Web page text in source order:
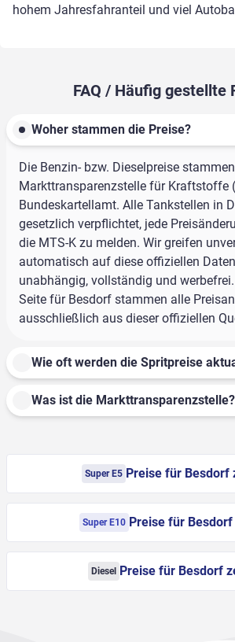
hohem Jahresfahranteil und viel
FAQ / Häufig gestellte
Woher stammen die Preise?
Die Benzin- bzw. Dieselpreise
Markttransparenzstelle für Kraftstoffe
Bundeskartellamt. Alle Tankstellen in
gesetzlich verpflichtet, jede
die MTS-K zu melden. Wir greifen
automatisch auf diese offiziellen
unabhängig, vollständig und
Seite für Besdorf stammen alle
ausschließlich aus dieser offiziellen
Wie oft werden die Spritpreise
Was ist die Markttransparenzstelle?
Super E5 Preise für Besdorf
Super E10 Preise für
Diesel Preise für Besdorf